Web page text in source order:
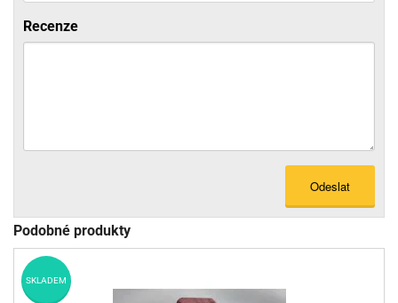
Recenze
Odeslat
Podobné produkty
SKLADEM